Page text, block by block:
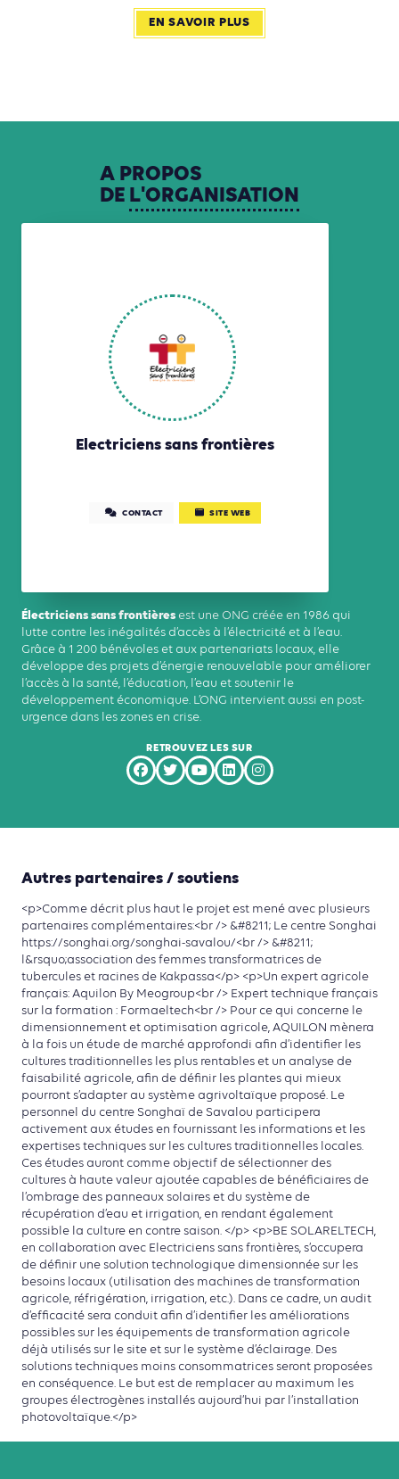
EN SAVOIR PLUS
A PROPOS
DE L'ORGANISATION
Electriciens sans frontières
CONTACT SITE WEB
Électriciens sans frontières est une ONG créée en 1986 qui
lutte contre les inégalités d’accès à l’électricité et à l’eau.
Grâce à 1 200 bénévoles et aux partenariats locaux, elle
développe des projets d’énergie renouvelable pour améliorer
l’accès à la santé, l’éducation, l’eau et soutenir le
développement économique. L’ONG intervient aussi en post-
urgence dans les zones en crise.
RETROUVEZ LES SUR
Autres partenaires / soutiens
<p>Comme décrit plus haut le projet est mené avec plusieurs
partenaires complémentaires:<br /> &#8211; Le centre Songhai
https://songhai.org/songhai-savalou/<br /> &#8211;
l&rsquo;association des femmes transformatrices de
tubercules et racines de Kakpassa</p> <p>Un expert agricole
français: Aquilon By Meogroup<br /> Expert technique français
sur la formation : Formaeltech<br /> Pour ce qui concerne le
dimensionnement et optimisation agricole, AQUILON mènera
à la fois un étude de marché approfondi afin d’identifier les
cultures traditionnelles les plus rentables et un analyse de
faisabilité agricole, afin de définir les plantes qui mieux
pourront s’adapter au système agrivoltaïque proposé. Le
personnel du centre Songhaï de Savalou participera
activement aux études en fournissant les informations et les
expertises techniques sur les cultures traditionnelles locales.
Ces études auront comme objectif de sélectionner des
cultures à haute valeur ajoutée capables de bénéficiaires de
l’ombrage des panneaux solaires et du système de
récupération d’eau et irrigation, en rendant également
possible la culture en contre saison. </p> <p>BE SOLARELTECH,
en collaboration avec Electriciens sans frontières, s’occupera
de définir une solution technologique dimensionnée sur les
besoins locaux (utilisation des machines de transformation
agricole, réfrigération, irrigation, etc.). Dans ce cadre, un audit
d’efficacité sera conduit afin d’identifier les améliorations
possibles sur les équipements de transformation agricole
déjà utilisés sur le site et sur le système d’éclairage. Des
solutions techniques moins consommatrices seront proposées
en conséquence. Le but est de remplacer au maximum les
groupes électrogènes installés aujourd’hui par l’installation
photovoltaïque.</p>